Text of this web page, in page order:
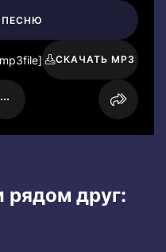
СКАЧАТЬ MP3
рядом друг: